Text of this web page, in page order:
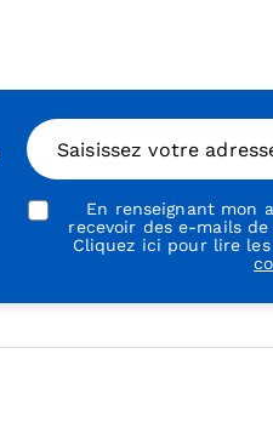
Saisissez votre
En renseignant mon
recevoir des e-mails
Cliquez ici pour lire les